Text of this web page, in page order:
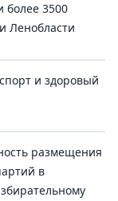
более 3500
Ленобласти
и здоровый
размещения
в